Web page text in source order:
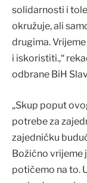
solidarnosti i
okružuje, ali
drugima.
i iskoristiti.,“
odbrane BiH
„Skup poput
potrebe za
zajedničku
Božićno vrijeme
potičemo na to.